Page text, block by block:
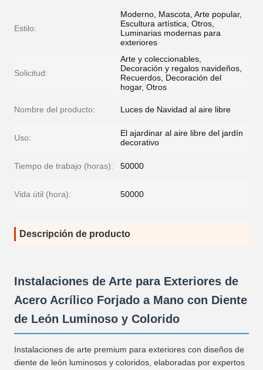
Estilo:
Moderno, Mascota, Arte popular,
Escultura artística, Otros,
Luminarias modernas para
exteriores
Solicitud:
Arte y coleccionables,
Decoración y regalos navideños,
Recuerdos, Decoración del
hogar, Otros
Nombre del producto: Luces de Navidad al aire libre
Uso:
El ajardinar al aire libre del jardín
decorativo
Tiempo de trabajo (horas): 50000
Vida útil (hora): 50000
Descripción de producto
Instalaciones de Arte para Exteriores de
Acero Acrílico Forjado a Mano con Diente
de León Luminoso y Colorido
Instalaciones de arte premium para exteriores con diseños de
diente de león luminosos y coloridos, elaboradas por expertos